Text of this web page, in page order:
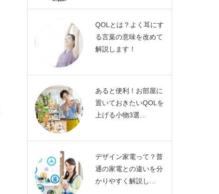
QOLとは？よく耳にす
る言葉の意味を改めて
解説します！
あると便利！お部屋に
置いておきたいQOLを
上げる小物3選…
デザイン家電って？普
通の家電との違いを分
かりやすく解説し…